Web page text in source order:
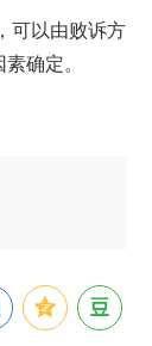
可以由败诉方
确定。